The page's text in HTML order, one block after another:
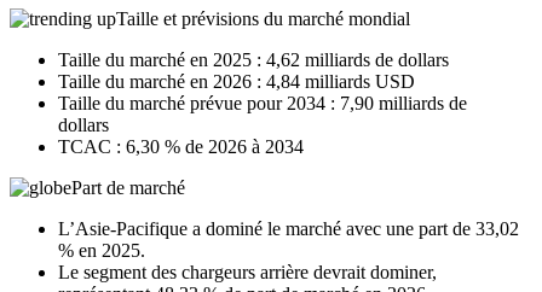
Taille et prévisions du marché mondial
Taille du marché en 2025 : 4,62 milliards de dollars
Taille du marché en 2026 : 4,84 milliards USD
Taille du marché prévue pour 2034 : 7,90 milliards de
dollars
TCAC : 6,30 % de 2026 à 2034
Part de marché
L’Asie-Pacifique a dominé le marché avec une part de 33,02
% en 2025.
Le segment des chargeurs arrière devrait dominer,